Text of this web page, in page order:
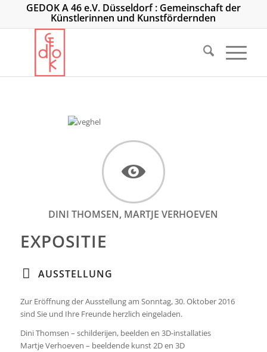
GEDOK A 46 e.V. Düsseldorf : Gemeinschaft der
Künstlerinnen und Kunstfördernden
DINI THOMSEN, MARTJE VERHOEVEN
EXPOSITIE
AUSSTELLUNG
Zur Eröffnung der Ausstellung am Sonntag, 30. Oktober 2016
sind Sie und Ihre Freunde herzlich eingeladen.
Dini Thomsen – schilderijen, beelden en 3D-installaties
Martje Verhoeven – beeldende kunst 2D en 3D